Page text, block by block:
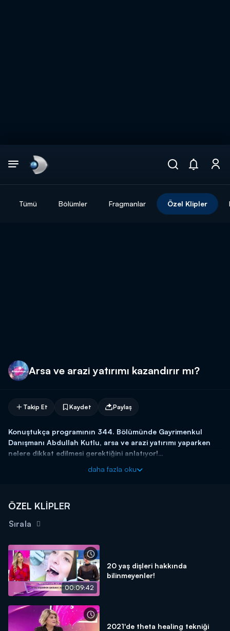
Tümü Bölümler Fragmanlar Özel Klipler
Arsa ve arazi yatırımı kazandırır mı?
Takip Et Kaydet Paylaş
Konuştukça programının 344. Bölümünde Gayrimenkul
Danışmanı Abdullah Kutlu, arsa ve arazi yatırımı yaparken
nelere dikkat edilmesi gerektiğini anlatıyor!
Konuştukça her cumartesi ve pazar 08.30'da Kanal D'de!
daha fazla oku
ÖZEL KLİPLER
Sırala
00:09:42
20 yaş dişleri hakkında
bilinmeyenler!
2021'de theta healing tekniği